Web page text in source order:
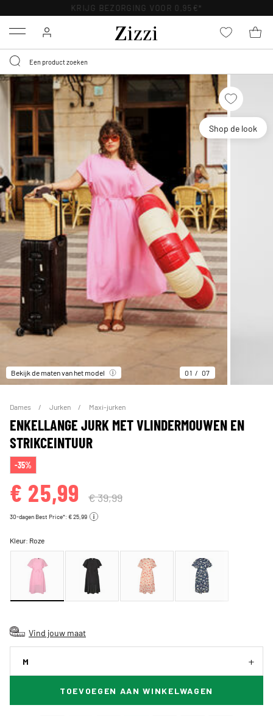
KRIJG BEZORGING VOOR 0,95€*
Menu
Shop de look
Bekijk de maten van het model 01 07
Dames Jurken Maxi-jurken
ENKELLANGE JURK MET VLINDERMOUWEN EN
STRIKCEINTUUR
-35%
€ 25,99 € 39,99
30-dagen Best Price*: € 25,99
Kleur: Roze
Vind jouw maat
M
TOEVOEGEN AAN WINKELWAGEN